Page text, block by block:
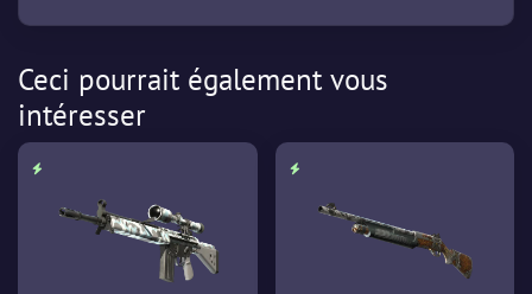
Ceci pourrait également vous
intéresser